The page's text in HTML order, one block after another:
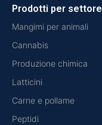
Prodotti per settore
Mangimi per animali
Cannabis
Produzione chimica
Latticini
Carne e pollame
Peptidi